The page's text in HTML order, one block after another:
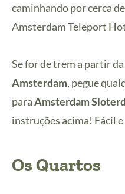
caminhando por cerca
Amsterdam Teleport
Se for de trem a partir da
Amsterdam, pegue
paraAmsterdam
instruções acima! Fácil
Os Quartos